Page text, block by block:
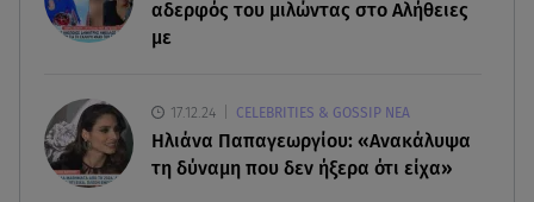
αδερφός του μιλώντας στο Αλήθειες
με
17.12.24 CELEBRITIES & GOSSIP ΝΕΑ
Ηλιάνα Παπαγεωργίου: «Ανακάλυψα
τη δύναμη που δεν ήξερα ότι είχα»